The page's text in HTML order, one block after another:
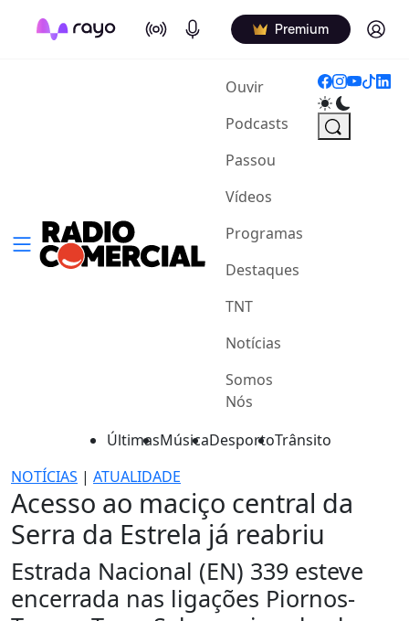
On Air Podcasts Premium Log in
Ouvir(current)
Podcasts
Passou
Vídeos
Programas
Destaques
TNT
Notícias
Somos
Nós
ÚltimasMúsicaDesportoTrânsito
NOTÍCIAS | ATUALIDADE
Acesso ao maciço central da
Serra da Estrela já reabriu
Estrada Nacional (EN) 339 esteve
encerrada nas ligações Piornos-